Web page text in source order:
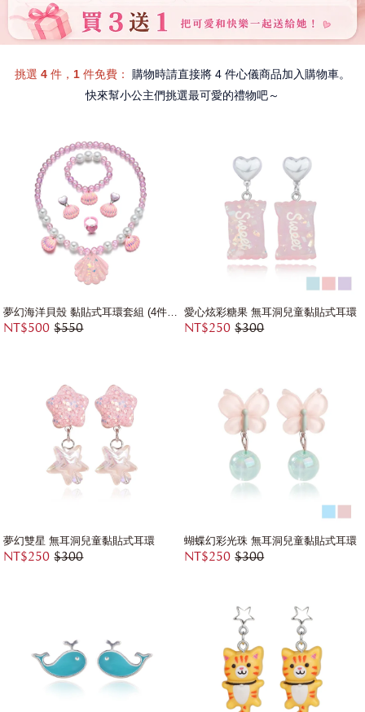
挑選 4 件，1 件免費 ： 購物時請直接將 4 件心儀商品加入購物車。
快來幫小公主們挑選最可愛的禮物吧～
夢幻海洋貝殼 黏貼式耳環套組 (4件組)
NT$500 $550
愛心炫彩糖果 無耳洞兒童黏貼式耳環
NT$250 $300
夢幻雙星 無耳洞兒童黏貼式耳環
NT$250 $300
蝴蝶幻彩光珠 無耳洞兒童黏貼式耳環
NT$250 $300